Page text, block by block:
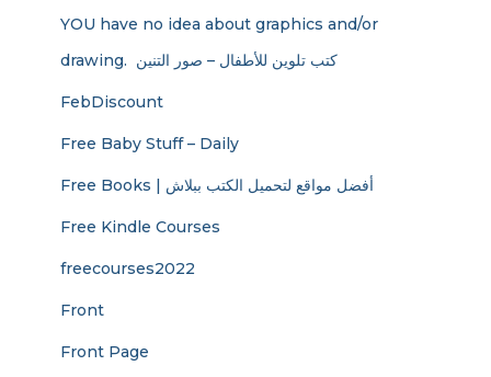
YOU have no idea about graphics and/or
drawing. ​ كتب تلوين للأطفال – صور التنين
FebDiscount
Free Baby Stuff – Daily
Free Books | أفضل مواقع لتحميل الكتب ببلاش
Free Kindle Courses
freecourses2022
Front
Front Page